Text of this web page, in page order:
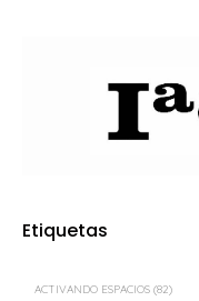
Etiquetas
ACTIVANDO ESPACIOS (82)